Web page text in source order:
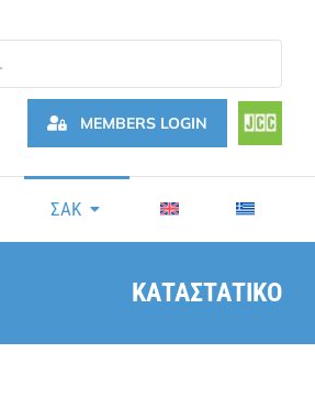
MEMBERS LOGIN
ΣΑΚ
ΚΑΤΑΣΤΑΤΙΚΟ